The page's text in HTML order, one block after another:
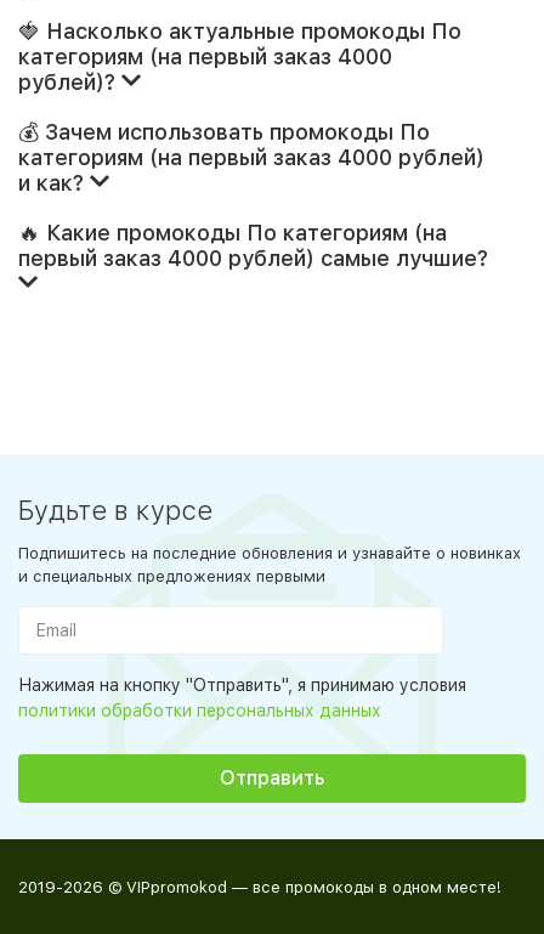
🍓 Насколько актуальные промокоды По
категориям (на первый заказ 4000
рублей)?
💰 Зачем использовать промокоды По
категориям (на первый заказ 4000 рублей)
и как?
🔥 Какие промокоды По категориям (на
первый заказ 4000 рублей) самые лучшие?
Будьте в курсе
Подпишитесь на последние обновления и узнавайте о новинках
и специальных предложениях первыми
Нажимая на кнопку "Отправить", я принимаю условия
политики обработки персональных данных
2019-2026 © VIPpromokod — все промокоды в одном месте!